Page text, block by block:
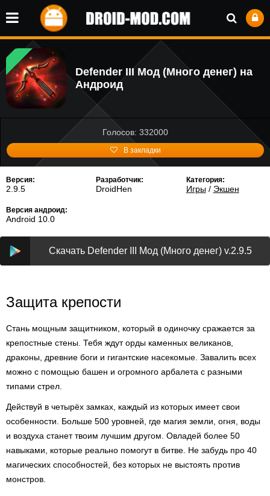
Defender III Мод (Много денег) на
Андроид
Голосов: 332000
В закладки
Версия:
2.9.5
Разработчик:
DroidHen
Категория:
Игры/ Экшен
Версия андроид:
Android 10.0
Скачать Defender III Мод (Много денег) v.2.9.5
Защита крепости
Стань мощным защитником, который в одиночку сражается за
крепостные стены. Тебя ждут орды каменных великанов,
драконы, древние боги и гигантские насекомые. Завалить всех
можно с помощью башен и огромного арбалета с разными
типами стрел.
Действуй в четырёх замках, каждый из которых имеет свои
особенности. Больше 500 уровней, где магия земли, огня, воды
и воздуха станет твоим лучшим другом. Овладей более 50
навыками, которые реально помогут в битве. Не забудь про 40
магических способностей, без которых не выстоять против
монстров.